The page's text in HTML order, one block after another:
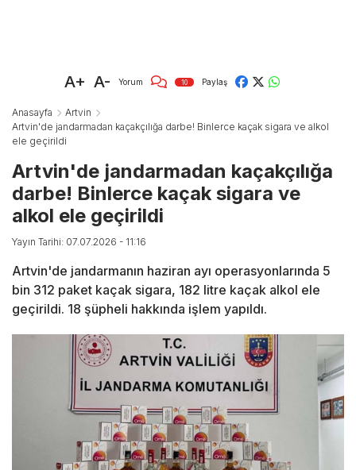
A+ A- Yorum 10 Paylaş
Anasayfa
Artvin
Artvin'de jandarmadan kaçakçılığa darbe! Binlerce kaçak sigara ve alkol
ele geçirildi
Artvin'de jandarmadan kaçakçılığa
darbe! Binlerce kaçak sigara ve
alkol ele geçirildi
Yayın Tarihi: 07.07.2026 - 11:16
Artvin'de jandarmanın haziran ayı operasyonlarında 5
bin 312 paket kaçak sigara, 182 litre kaçak alkol ele
geçirildi. 18 şüpheli hakkında işlem yapıldı.